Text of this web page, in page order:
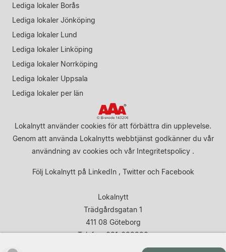
Lediga lokaler Borås
Lediga lokaler Jönköping
Lediga lokaler Lund
Lediga lokaler Linköping
Lediga lokaler Norrköping
Lediga lokaler Uppsala
Lediga lokaler per län
Lokalnytt använder cookies för att förbättra din upplevelse.
Genom att använda Lokalnytts webbtjänst godkänner du vår
användning av cookies och vår Integritetspolicy .
Följ Lokalnytt på LinkedIn, Twitteroch Facebook
Lokalnytt
Trädgårdsgatan 1
411 08 Göteborg
Telefon: 031-683920